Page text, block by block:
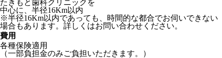
たきもと歯科クリニックを
中心に、半径16Km以内
※半径16Km以内であっても、時間的な都合でお伺いできない
場合もあります。詳しくはお問い合わせください。
費用
各種保険適用
（一部負担金のみご負担いただきます。）